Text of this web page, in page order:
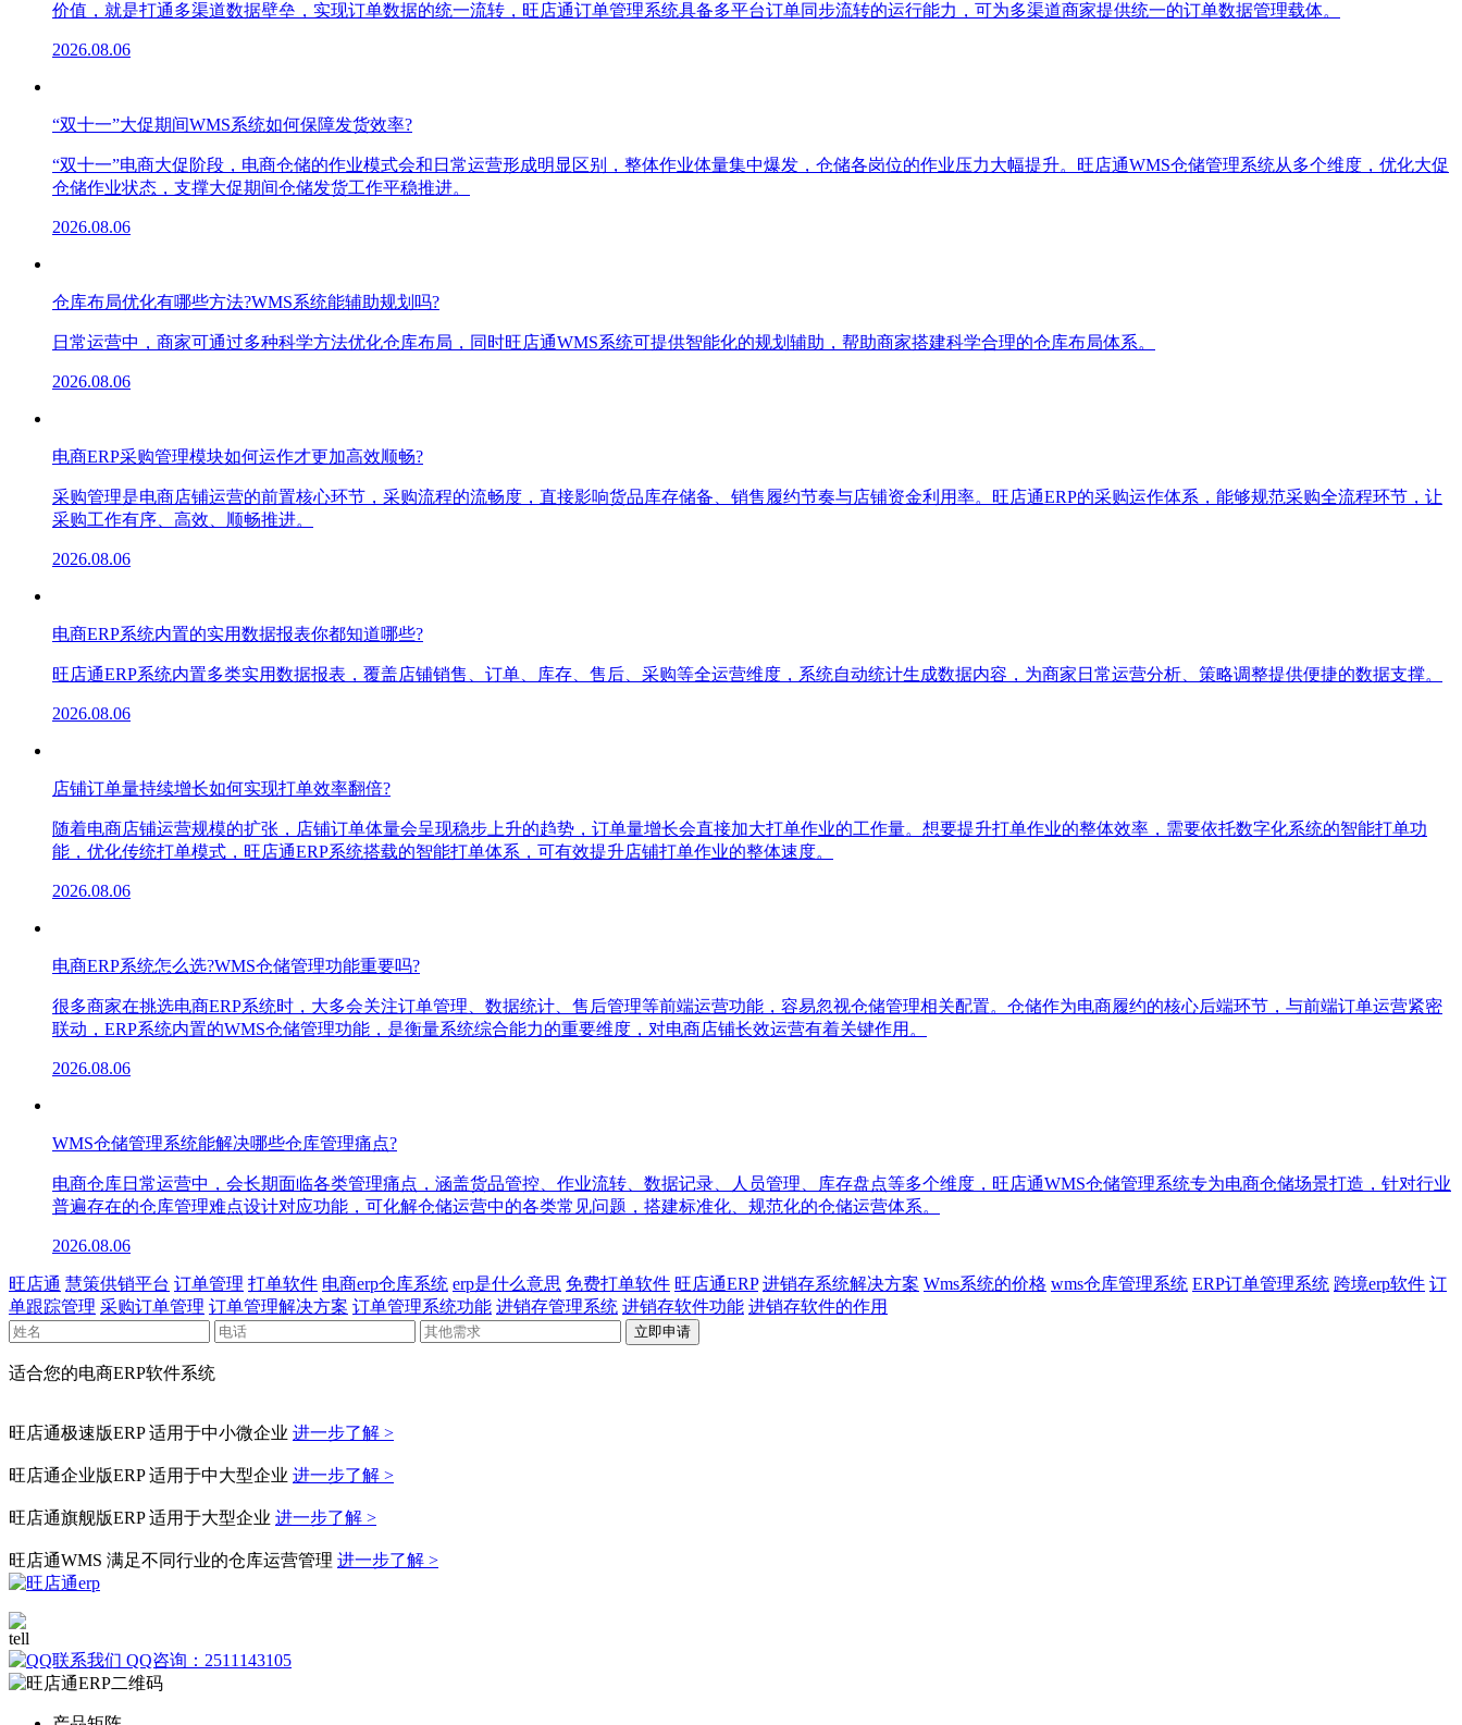
价值，就是打通多渠道数据壁垒，实现订单数据的统一流转，旺店通订单管理系统具备多平台订单同步流转的运行能力，可为多渠道商家提供统一的订单数据管理载体。
2026.08.06
“双十一”大促期间WMS系统如何保障发货效率?
“双十一”电商大促阶段，电商仓储的作业模式会和日常运营形成明显区别，整体作业体量集中爆发，仓储各岗位的作业压力大幅提升。旺店通WMS仓储管理系统从多个维度，优化大促
仓储作业状态，支撑大促期间仓储发货工作平稳推进。
2026.08.06
仓库布局优化有哪些方法?WMS系统能辅助规划吗?
日常运营中，商家可通过多种科学方法优化仓库布局，同时旺店通WMS系统可提供智能化的规划辅助，帮助商家搭建科学合理的仓库布局体系。
2026.08.06
电商ERP采购管理模块如何运作才更加高效顺畅?
采购管理是电商店铺运营的前置核心环节，采购流程的流畅度，直接影响货品库存储备、销售履约节奏与店铺资金利用率。旺店通ERP的采购运作体系，能够规范采购全流程环节，让
采购工作有序、高效、顺畅推进。
2026.08.06
电商ERP系统内置的实用数据报表你都知道哪些?
旺店通ERP系统内置多类实用数据报表，覆盖店铺销售、订单、库存、售后、采购等全运营维度，系统自动统计生成数据内容，为商家日常运营分析、策略调整提供便捷的数据支撑。
2026.08.06
店铺订单量持续增长如何实现打单效率翻倍?
随着电商店铺运营规模的扩张，店铺订单体量会呈现稳步上升的趋势，订单量增长会直接加大打单作业的工作量。想要提升打单作业的整体效率，需要依托数字化系统的智能打单功
能，优化传统打单模式，旺店通ERP系统搭载的智能打单体系，可有效提升店铺打单作业的整体速度。
2026.08.06
电商ERP系统怎么选?WMS仓储管理功能重要吗?
很多商家在挑选电商ERP系统时，大多会关注订单管理、数据统计、售后管理等前端运营功能，容易忽视仓储管理相关配置。仓储作为电商履约的核心后端环节，与前端订单运营紧密
联动，ERP系统内置的WMS仓储管理功能，是衡量系统综合能力的重要维度，对电商店铺长效运营有着关键作用。
2026.08.06
WMS仓储管理系统能解决哪些仓库管理痛点?
电商仓库日常运营中，会长期面临各类管理痛点，涵盖货品管控、作业流转、数据记录、人员管理、库存盘点等多个维度，旺店通WMS仓储管理系统专为电商仓储场景打造，针对行业
普遍存在的仓库管理难点设计对应功能，可化解仓储运营中的各类常见问题，搭建标准化、规范化的仓储运营体系。
2026.08.06
旺店通 慧策供销平台 订单管理 打单软件 电商erp仓库系统 erp是什么意思 免费打单软件 旺店通ERP 进销存系统解决方案 Wms系统的价格 wms仓库管理系统 ERP订单管理系统 跨境erp软件 订
单跟踪管理 采购订单管理 订单管理解决方案 订单管理系统功能 进销存管理系统 进销存软件功能 进销存软件的作用
立即申请
适合您的电商ERP软件系统
旺店通极速版ERP 适用于中小微企业 进一步了解 >
旺店通企业版ERP 适用于中大型企业 进一步了解 >
旺店通旗舰版ERP 适用于大型企业 进一步了解 >
旺店通WMS 满足不同行业的仓库运营管理 进一步了解 >
QQ咨询：2511143105